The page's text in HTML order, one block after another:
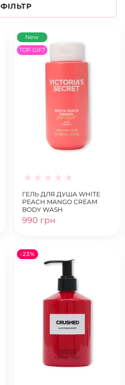
ФІЛЬТР
New
TOP GIFT
ГЕЛЬ ДЛЯ ДУША WHITE
PEACH MANGO CREAM
BODY WASH
990 грн
-23%